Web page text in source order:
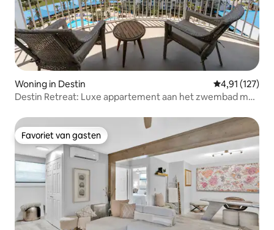
Woning in Destin Gemiddelde
4,91 (127)
Destin Retreat: Luxe appartement aan het zwembad met
Favoriet van gasten
Favoriet van gasten